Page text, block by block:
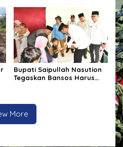
Kasus
Bupati Saipullah Nasution
Tegaskan Bansos Harus
Data Desa
More